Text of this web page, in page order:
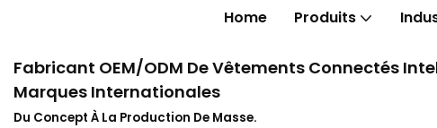
Home Produits
Fabricant OEM/ODM De Vêtements Connectés
Marques Internationales
Du Concept À La Production De Masse.